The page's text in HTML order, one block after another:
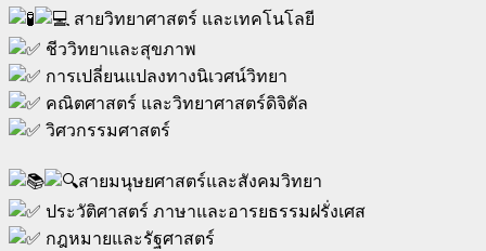
สายวิทยาศาสตร์ และเทคโนโลยี
ชีววิทยาและสุขภาพ
การเปลี่ยนแปลงทางนิเวศน์วิทยา
คณิตศาสตร์ และวิทยาศาสตร์ดิจิตัล
วิศวกรรมศาสตร์
สายมนุษยศาสตร์และสังคมวิทยา
ประวัติศาสตร์ ภาษาและอารยธรรมฝรั่งเศส
กฎหมายและรัฐศาสตร์